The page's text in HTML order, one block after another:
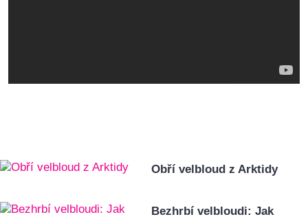
Obří velbloud z Arktidy
Bezhrbí velbloudi: Jak